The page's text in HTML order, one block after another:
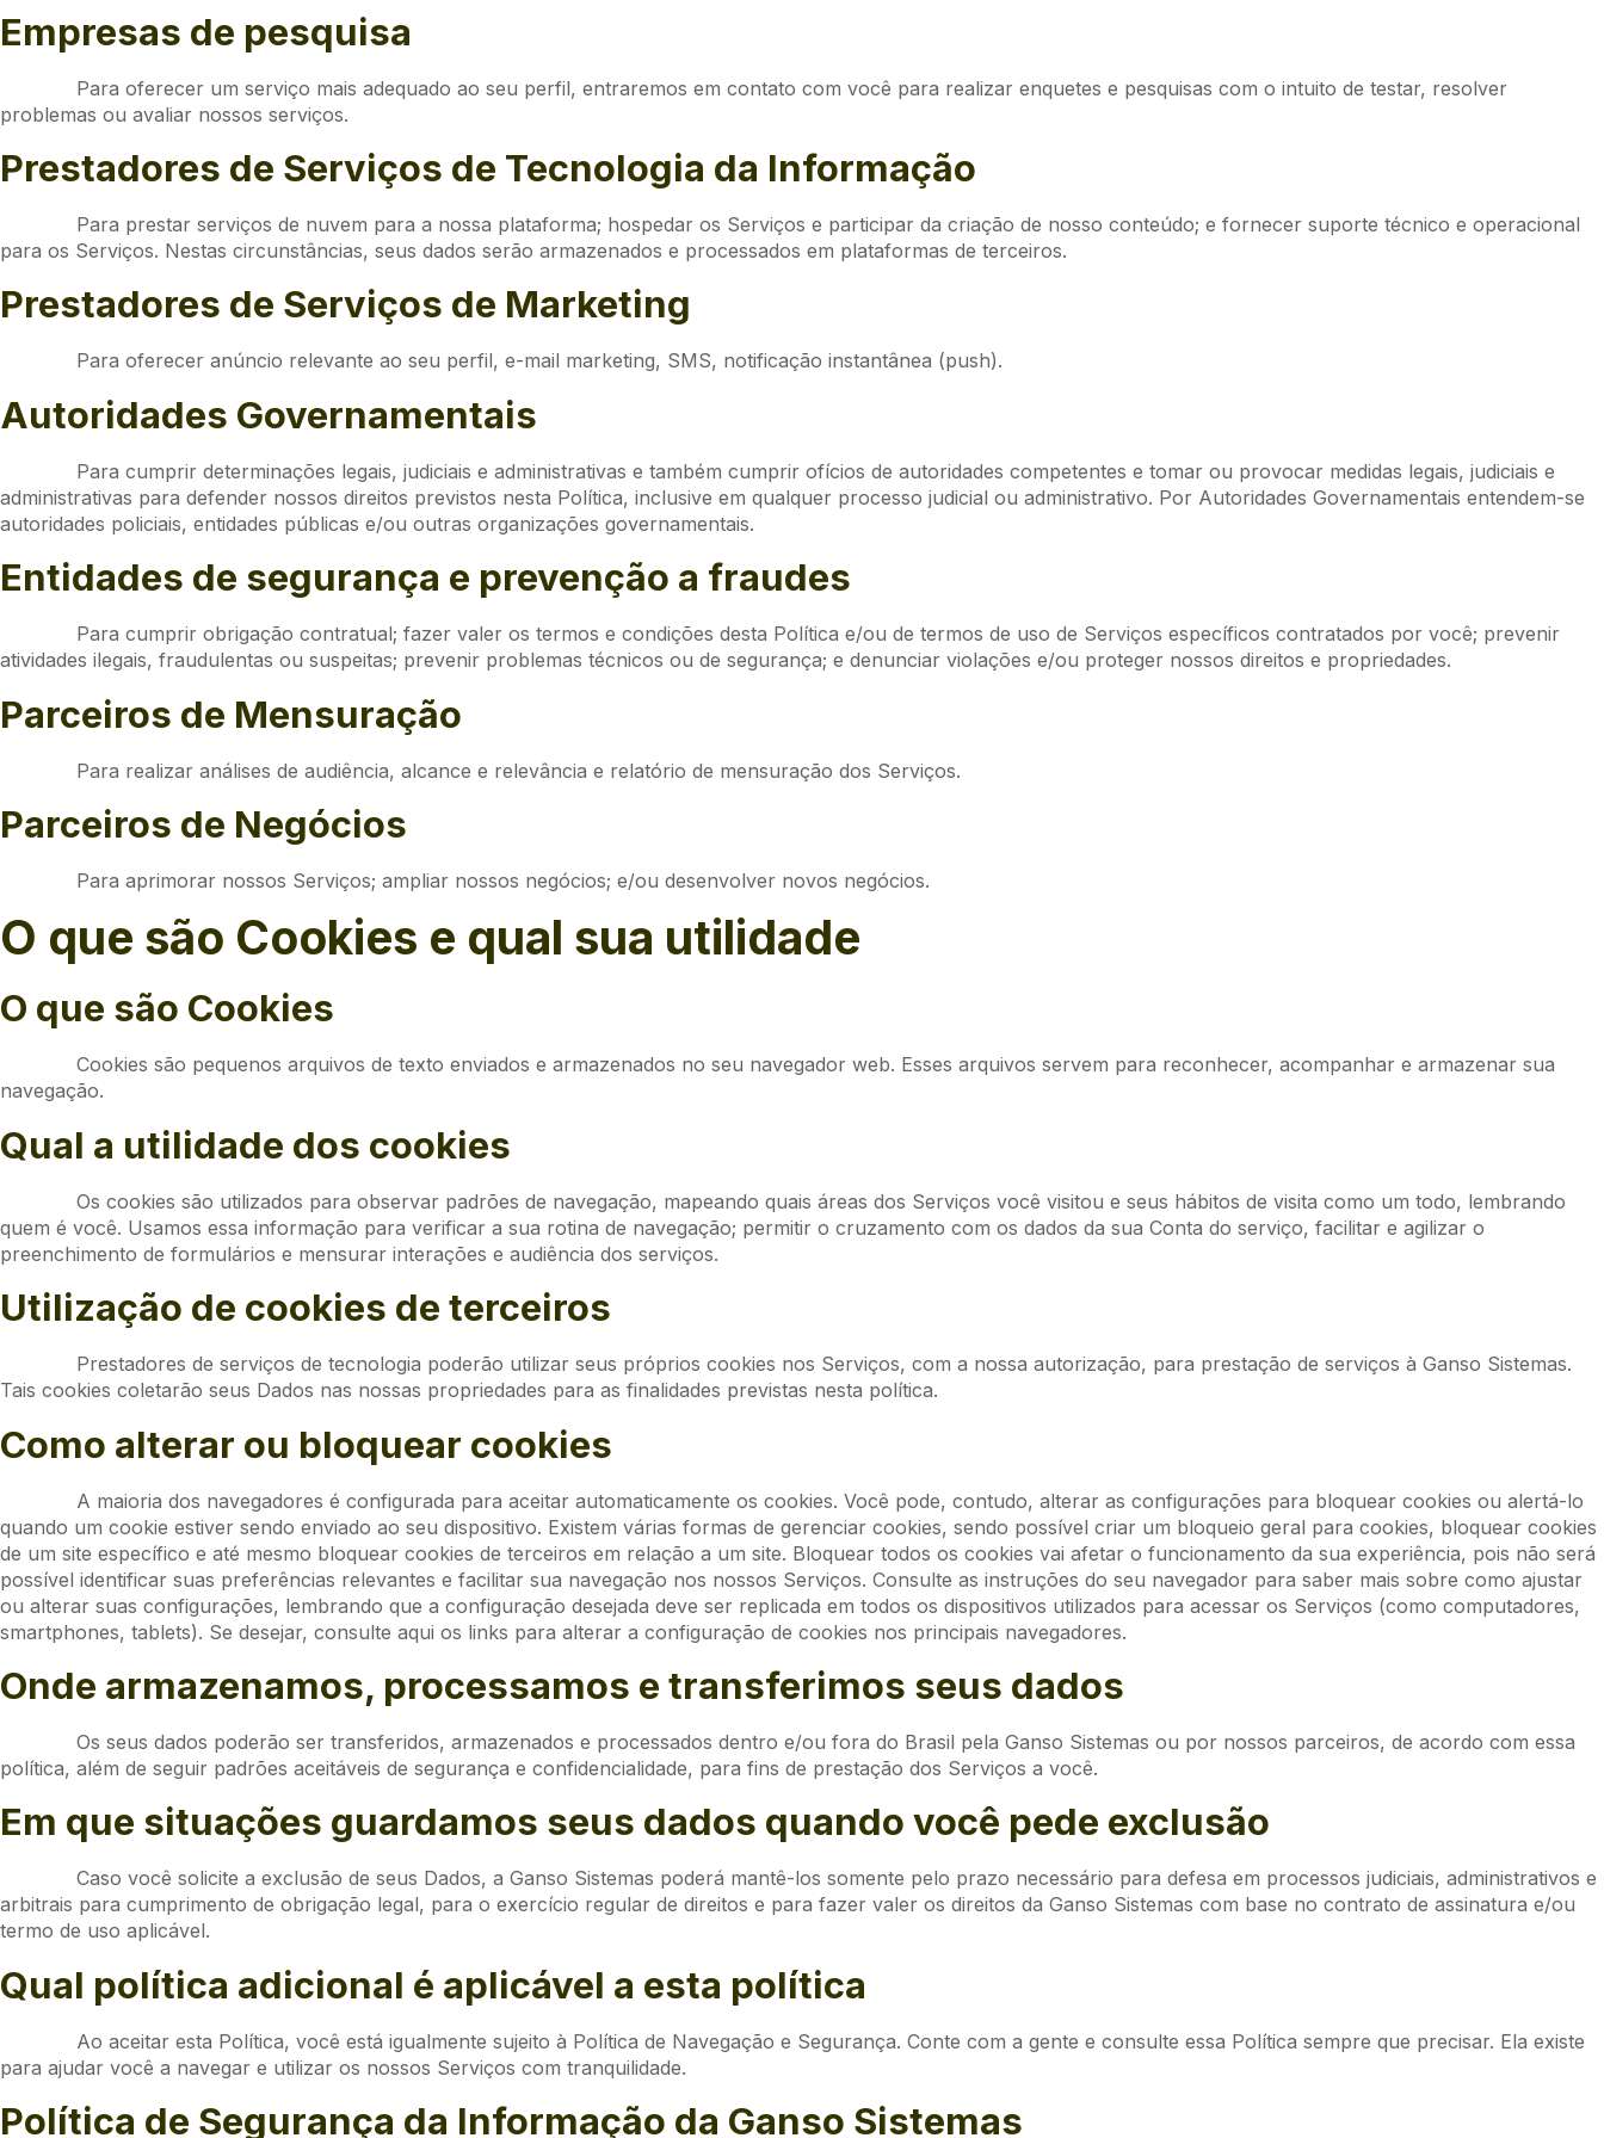
Empresas de pesquisa
Para oferecer um serviço mais adequado ao seu perfil, entraremos em contato com você para realizar enquetes e pesquisas com o intuito de testar, resolver
problemas ou avaliar nossos serviços.
Prestadores de Serviços de Tecnologia da Informação
Para prestar serviços de nuvem para a nossa plataforma; hospedar os Serviços e participar da criação de nosso conteúdo; e fornecer suporte técnico e operacional
para os Serviços. Nestas circunstâncias, seus dados serão armazenados e processados em plataformas de terceiros.
Prestadores de Serviços de Marketing
Para oferecer anúncio relevante ao seu perfil, e-mail marketing, SMS, notificação instantânea (push).
Autoridades Governamentais
Para cumprir determinações legais, judiciais e administrativas e também cumprir ofícios de autoridades competentes e tomar ou provocar medidas legais, judiciais e
administrativas para defender nossos direitos previstos nesta Política, inclusive em qualquer processo judicial ou administrativo. Por Autoridades Governamentais entendem-se
autoridades policiais, entidades públicas e/ou outras organizações governamentais.
Entidades de segurança e prevenção a fraudes
Para cumprir obrigação contratual; fazer valer os termos e condições desta Política e/ou de termos de uso de Serviços específicos contratados por você; prevenir
atividades ilegais, fraudulentas ou suspeitas; prevenir problemas técnicos ou de segurança; e denunciar violações e/ou proteger nossos direitos e propriedades.
Parceiros de Mensuração
Para realizar análises de audiência, alcance e relevância e relatório de mensuração dos Serviços.
Parceiros de Negócios
Para aprimorar nossos Serviços; ampliar nossos negócios; e/ou desenvolver novos negócios.
O que são Cookies e qual sua utilidade
O que são Cookies
Cookies são pequenos arquivos de texto enviados e armazenados no seu navegador web. Esses arquivos servem para reconhecer, acompanhar e armazenar sua
navegação.
Qual a utilidade dos cookies
Os cookies são utilizados para observar padrões de navegação, mapeando quais áreas dos Serviços você visitou e seus hábitos de visita como um todo, lembrando
quem é você. Usamos essa informação para verificar a sua rotina de navegação; permitir o cruzamento com os dados da sua Conta do serviço, facilitar e agilizar o
preenchimento de formulários e mensurar interações e audiência dos serviços.
Utilização de cookies de terceiros
Prestadores de serviços de tecnologia poderão utilizar seus próprios cookies nos Serviços, com a nossa autorização, para prestação de serviços à Ganso Sistemas.
Tais cookies coletarão seus Dados nas nossas propriedades para as finalidades previstas nesta política.
Como alterar ou bloquear cookies
A maioria dos navegadores é configurada para aceitar automaticamente os cookies. Você pode, contudo, alterar as configurações para bloquear cookies ou alertá-lo
quando um cookie estiver sendo enviado ao seu dispositivo. Existem várias formas de gerenciar cookies, sendo possível criar um bloqueio geral para cookies, bloquear cookies
de um site específico e até mesmo bloquear cookies de terceiros em relação a um site. Bloquear todos os cookies vai afetar o funcionamento da sua experiência, pois não será
possível identificar suas preferências relevantes e facilitar sua navegação nos nossos Serviços. Consulte as instruções do seu navegador para saber mais sobre como ajustar
ou alterar suas configurações, lembrando que a configuração desejada deve ser replicada em todos os dispositivos utilizados para acessar os Serviços (como computadores,
smartphones, tablets). Se desejar, consulte aqui os links para alterar a configuração de cookies nos principais navegadores.
Onde armazenamos, processamos e transferimos seus dados
Os seus dados poderão ser transferidos, armazenados e processados dentro e/ou fora do Brasil pela Ganso Sistemas ou por nossos parceiros, de acordo com essa
política, além de seguir padrões aceitáveis de segurança e confidencialidade, para fins de prestação dos Serviços a você.
Em que situações guardamos seus dados quando você pede exclusão
Caso você solicite a exclusão de seus Dados, a Ganso Sistemas poderá mantê-los somente pelo prazo necessário para defesa em processos judiciais, administrativos e
arbitrais para cumprimento de obrigação legal, para o exercício regular de direitos e para fazer valer os direitos da Ganso Sistemas com base no contrato de assinatura e/ou
termo de uso aplicável.
Qual política adicional é aplicável a esta política
Ao aceitar esta Política, você está igualmente sujeito à Política de Navegação e Segurança. Conte com a gente e consulte essa Política sempre que precisar. Ela existe
para ajudar você a navegar e utilizar os nossos Serviços com tranquilidade.
Política de Segurança da Informação da Ganso Sistemas